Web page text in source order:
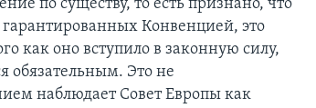
по существу, то есть признано, что
Конвенцией, это
как оно вступило в законную силу,
обязательным. Это не
наблюдает Совет Европы как